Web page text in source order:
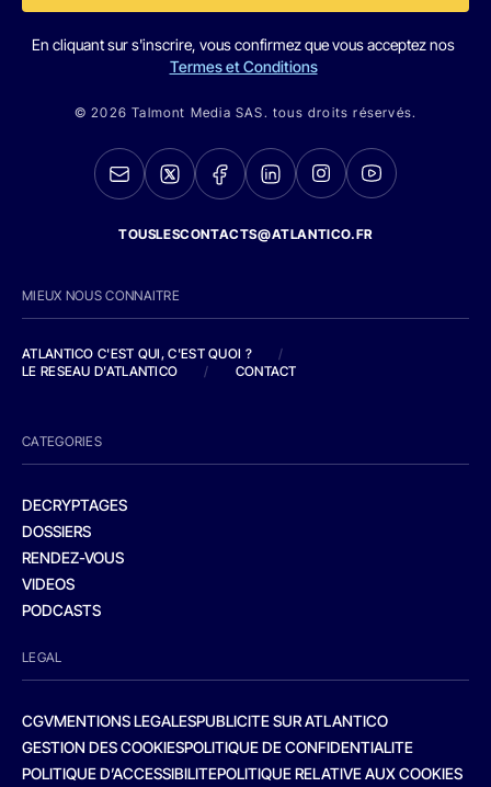
En cliquant sur s'inscrire, vous confirmez que vous acceptez nos
Termes et Conditions
© 2026 Talmont Media SAS. tous droits réservés.
TOUSLESCONTACTS@ATLANTICO.FR
MIEUX NOUS CONNAITRE
ATLANTICO C'EST QUI, C'EST QUOI ?
/
LE RESEAU D'ATLANTICO
/ CONTACT
CATEGORIES
DECRYPTAGES
DOSSIERS
RENDEZ-VOUS
VIDEOS
PODCASTS
LEGAL
CGVMENTIONS LEGALESPUBLICITE SUR ATLANTICO
GESTION DES COOKIESPOLITIQUE DE CONFIDENTIALITE
POLITIQUE D’ACCESSIBILITEPOLITIQUE RELATIVE AUX COOKIES